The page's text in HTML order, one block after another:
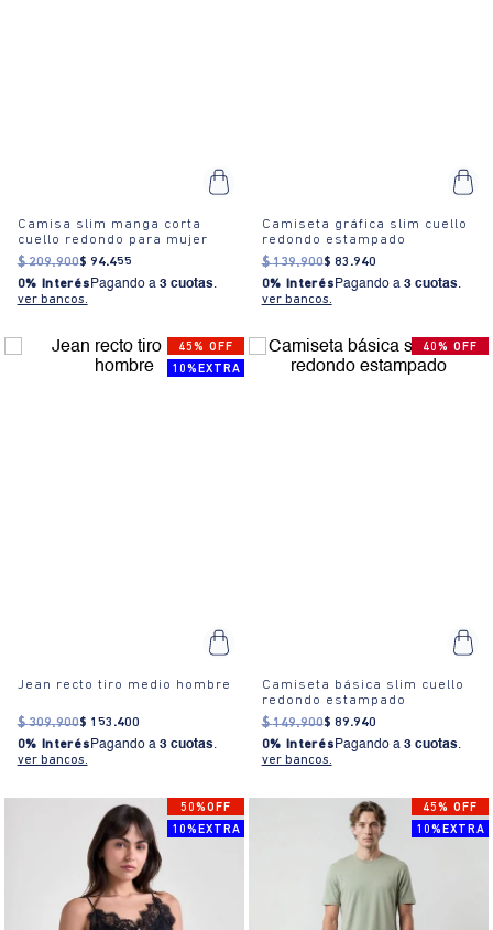
Camisa slim manga corta
cuello redondo para mujer
$ 209.900$ 94.455
0% Interés Pagando a 3 cuotas.
ver bancos.
Camiseta gráfica slim cuello
redondo estampado
$ 139.900$ 83 .940
0% Interés Pagando a 3 cuotas.
ver bancos.
45% OFF
10%EXTRA
Jean recto tiro medio hombre
$ 309.900$ 153 .400
0% Interés Pagando a 3 cuotas.
ver bancos.
40% OFF
Camiseta básica slim cuello
redondo estampado
$ 149.900$ 89.940
0% Interés Pagando a 3 cuotas.
ver bancos.
50%OFF
10%EXTRA
45% OFF
10%EXTRA